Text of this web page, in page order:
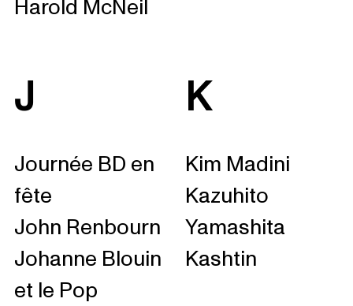
Harold McNeil
J
Journée BD en
fête
John Renbourn
Johanne Blouin
et le Pop
K
Kim Madini
Kazuhito
Yamashita
Kashtin